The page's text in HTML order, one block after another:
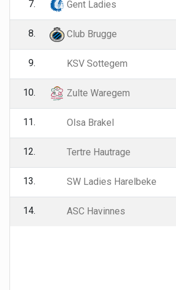
7. Gent Ladies
8. Club Brugge
9. KSV Sottegem
10. Zulte Waregem
11. Olsa Brakel
12. Tertre Hautrage
13. SW Ladies Harelbeke
14. ASC Havinnes